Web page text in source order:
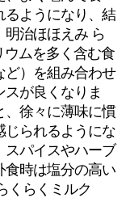
るようになり、結
治ほほえみ ら
ウムを多く含む食
ど）を組み合わせ
が良くなりま
、徐々に薄味に慣
じられるようにな
スパイスやハーブ
食時は塩分の高い
くらくミルク